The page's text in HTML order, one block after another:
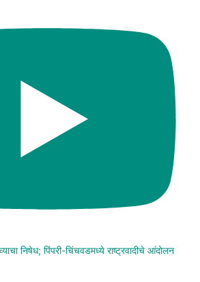
निषेध; पिंपरी-चिंचवडमध्ये राष्ट्रवादीचे आंदोलन